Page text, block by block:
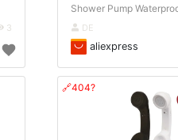
3
Shower Pump
DE
aliexpress
🔗404?